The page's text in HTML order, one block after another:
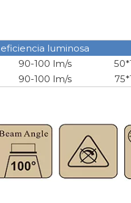
eficiencia luminosa
90-100 lm/s
90-100 lm/s